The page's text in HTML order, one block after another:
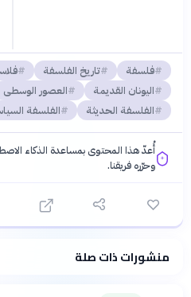
فلسفة تاريخ الفلسفة
اليونان القديمة
العصور الوسطى
الفلسفة الحديثة
الفلسفة
أُعدّ هذا المحتوى بمساعدة الذكاء
وحرّره فريقنا.
فلسفتنا المعرفية· سياسة الذكاء الاصطناعيمنشورات ذات صلة